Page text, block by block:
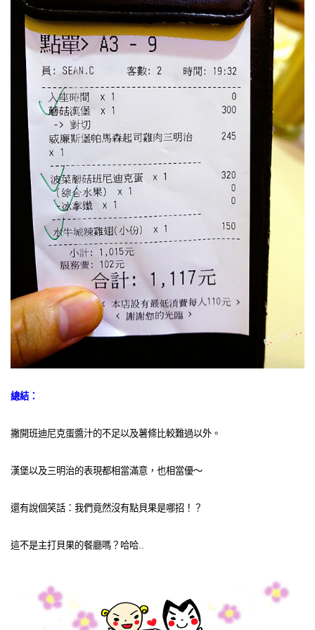
總結：
撇開班迪尼克蛋醬汁的不足以及薯條比較難過以外。
漢堡以及三明治的表現都相當滿意，也相當優～
還有說個笑話：我們竟然沒有點貝果是哪招！？
這不是主打貝果的餐廳嗎？哈哈..